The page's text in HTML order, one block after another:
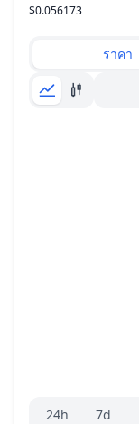
ช่วงราคา
$0.056173
ราคา
ตัวเลือกระยะ
24h 7d